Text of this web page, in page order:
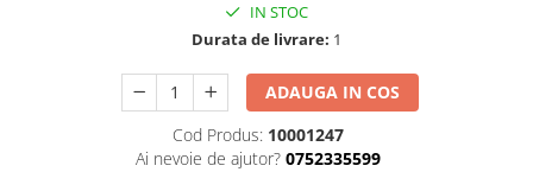
IN STOC
Durata de livrare: 1
ADAUGA IN COS
Cod Produs: 10001247
Ai nevoie de ajutor? 0752335599